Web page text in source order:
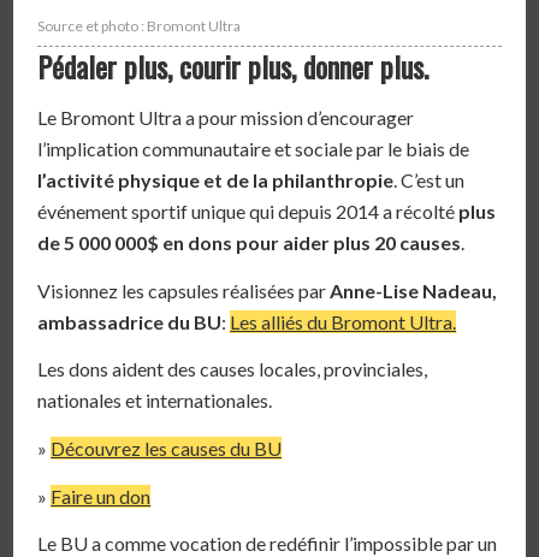
Source et photo : Bromont Ultra
Pédaler plus, courir plus, donner plus.
Le Bromont Ultra a pour mission d’encourager
l’implication communautaire et sociale par le biais de
l’activité physique et de la philanthropie. C’est un
événement sportif unique qui depuis 2014 a récolté plus
de 5 000 000$ en dons pour aider plus 20 causes.
Visionnez les capsules réalisées par Anne-Lise Nadeau,
ambassadrice du BU: Les alliés du Bromont Ultra.
Les dons aident des causes locales, provinciales,
nationales et internationales.
» Découvrez les causes du BU
» Faire un don
Le BU a comme vocation de redéfinir l’impossible par un